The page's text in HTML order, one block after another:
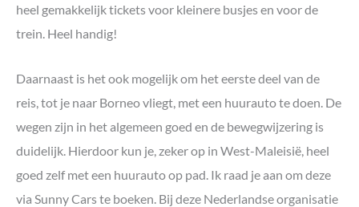
heel gemakkelijk tickets voor kleinere busjes en voor de
trein. Heel handig!
Daarnaast is het ook mogelijk om het eerste deel van de
reis, tot je naar Borneo vliegt, met een huurauto te doen. De
wegen zijn in het algemeen goed en de bewegwijzering is
duidelijk. Hierdoor kun je, zeker op in West-Maleisië, heel
goed zelf met een huurauto op pad. Ik raad je aan om deze
via Sunny Cars te boeken. Bij deze Nederlandse organisatie